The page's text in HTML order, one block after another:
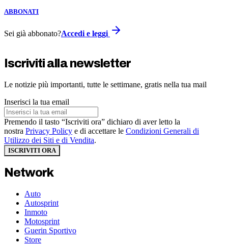
ABBONATI
Sei già abbonato?Accedi e leggi
Iscriviti alla newsletter
Le notizie più importanti, tutte le settimane, gratis nella tua mail
Inserisci la tua email
Premendo il tasto “Iscriviti ora” dichiaro di aver letto la
nostra Privacy Policy e di accettare le Condizioni Generali di
Utilizzo dei Siti e di Vendita.
ISCRIVITI ORA
Network
Auto
Autosprint
Inmoto
Motosprint
Guerin Sportivo
Store